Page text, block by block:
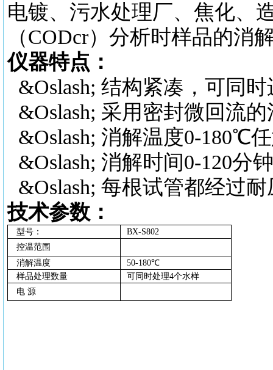
电镀、污水处理厂、焦化、
（CODcr）分析时样品的消
仪器特点：
&Oslash; 结构紧凑，可同
&Oslash; 采用密封微回流
&Oslash; 消解温度0-180℃
&Oslash; 消解时间0-120分
&Oslash; 每根试管都经过
技术参数：
型号：
BX-S802
控温范围
消解温度
50-180℃
样品处理数量
可同时处理4个水样
电 源